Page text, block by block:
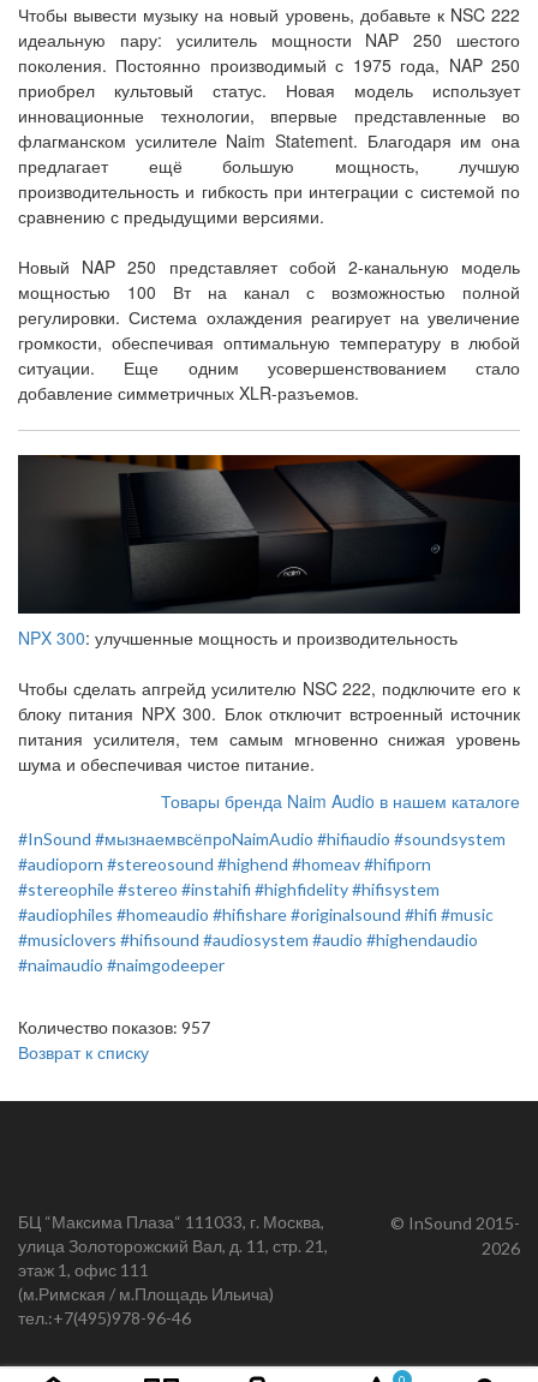
Чтобы вывести музыку на новый уровень, добавьте к NSC 222
идеальную пару: усилитель мощности NAP 250 шестого
поколения. Постоянно производимый с 1975 года, NAP 250
приобрел культовый статус. Новая модель использует
инновационные технологии, впервые представленные во
флагманском усилителе Naim Statement. Благодаря им она
предлагает ещё большую мощность, лучшую
производительность и гибкость при интеграции с системой по
сравнению с предыдущими версиями.
Новый NAP 250 представляет собой 2-канальную модель
мощностью 100 Вт на канал с возможностью полной
регулировки. Система охлаждения реагирует на увеличение
громкости, обеспечивая оптимальную температуру в любой
ситуации. Еще одним усовершенствованием стало
добавление симметричных XLR-разъемов.
NPX 300: улучшенные мощность и производительность
Чтобы сделать апгрейд усилителю NSC 222, подключите его к
блоку питания NPX 300. Блок отключит встроенный источник
питания усилителя, тем самым мгновенно снижая уровень
шума и обеспечивая чистое питание.
Товары бренда Naim Audio в нашем каталоге
#InSound #мызнаемвсёпроNaimAudio #hifiaudio #soundsystem
#audioporn #stereosound #highend #homeav#hifiporn
#stereophile#stereo #instahifi #highfidelity#hifisystem
#audiophiles #homeaudio #hifishare#originalsound #hifi #music
#musiclovers #hifisound #audiosystem #audio #highendaudio
#naimaudio #naimgodeeper
Количество показов: 957
Возврат к списку
БЦ “Максима Плаза“ 111033, г. Москва,
улица Золоторожский Вал, д. 11, стр. 21,
этаж 1, офис 111
(м.Римская / м.Площадь Ильича)
тел.:+7(495)978-96-46
© InSound 2015-
2026